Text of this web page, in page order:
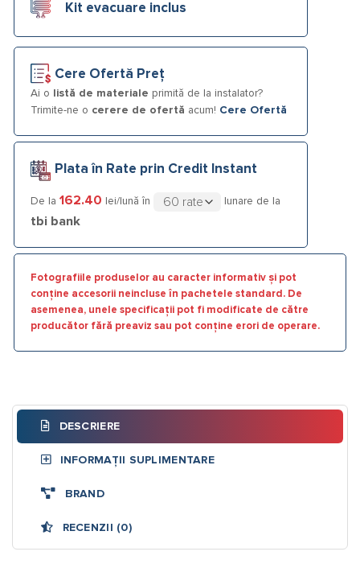
Kit evacuare inclus
Cere Ofertă Preț
Ai o listă de materiale primită de la instalator?
Trimite-ne o cerere de ofertă acum! Cere Ofertă
Plata în Rate prin Credit Instant
De la 162.40 lei/lună în lunare de la
tbi bank
Fotografiile produselor au caracter informativ și pot
conține accesorii neincluse în pachetele standard. De
asemenea, unele specificații pot fi modificate de către
producător fără preaviz sau pot conține erori de operare.
DESCRIERE
INFORMAȚII SUPLIMENTARE
BRAND
RECENZII (0)